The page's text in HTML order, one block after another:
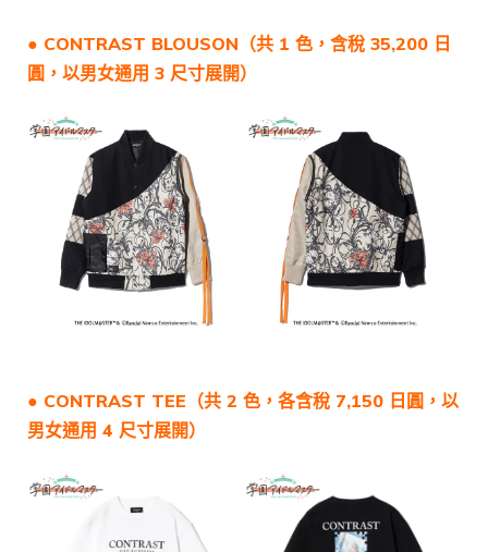
● CONTRAST BLOUSON（共 1 色，含稅 35,200 日
圓，以男女通用 3 尺寸展開）
● CONTRAST TEE （共 2 色，各含稅 7,150 日圓，以
男女通用 4 尺寸展開）